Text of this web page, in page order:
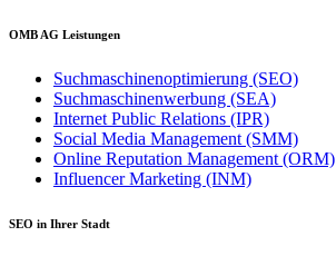
OMB AG Leistungen
Suchmaschinenoptimierung (SEO)
Suchmaschinenwerbung (SEA)
Internet Public Relations (IPR)
Social Media Management (SMM)
Online Reputation Management (ORM)
Influencer Marketing (INM)
SEO in Ihrer Stadt